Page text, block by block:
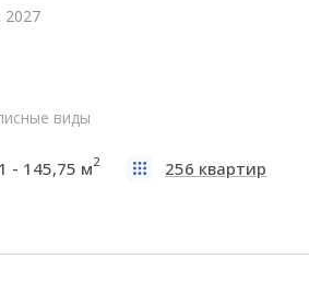
2027
виды
- 145,75 м2 256 квартир